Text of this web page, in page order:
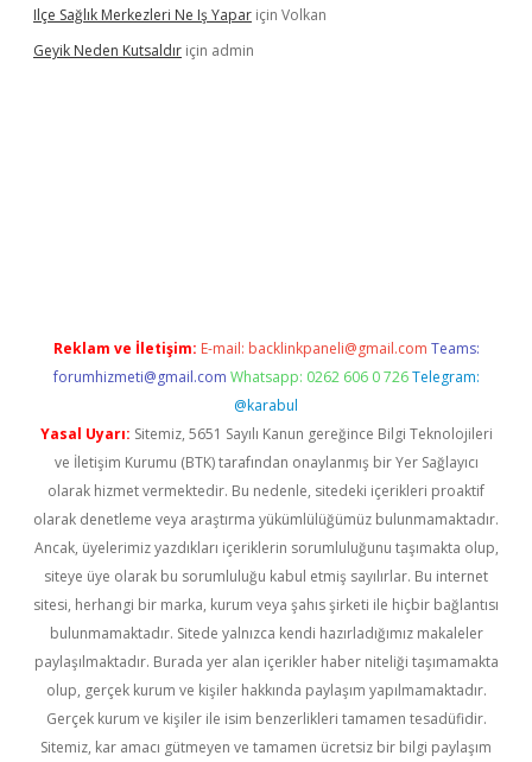
Ilçe Sağlık Merkezleri Ne Iş Yapar için Volkan
Geyik Neden Kutsaldır için admin
Reklam ve İletişim: E-mail: backlinkpaneli@gmail.com Teams:
forumhizmeti@gmail.com Whatsapp: 0262 606 0 726 Telegram:
@karabul
Yasal Uyarı: Sitemiz, 5651 Sayılı Kanun gereğince Bilgi Teknolojileri
ve İletişim Kurumu (BTK) tarafından onaylanmış bir Yer Sağlayıcı
olarak hizmet vermektedir. Bu nedenle, sitedeki içerikleri proaktif
olarak denetleme veya araştırma yükümlülüğümüz bulunmamaktadır.
Ancak, üyelerimiz yazdıkları içeriklerin sorumluluğunu taşımakta olup,
siteye üye olarak bu sorumluluğu kabul etmiş sayılırlar. Bu internet
sitesi, herhangi bir marka, kurum veya şahıs şirketi ile hiçbir bağlantısı
bulunmamaktadır. Sitede yalnızca kendi hazırladığımız makaleler
paylaşılmaktadır. Burada yer alan içerikler haber niteliği taşımamakta
olup, gerçek kurum ve kişiler hakkında paylaşım yapılmamaktadır.
Gerçek kurum ve kişiler ile isim benzerlikleri tamamen tesadüfidir.
Sitemiz, kar amacı gütmeyen ve tamamen ücretsiz bir bilgi paylaşım